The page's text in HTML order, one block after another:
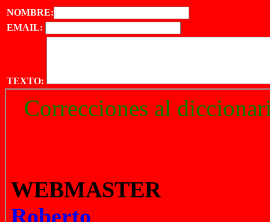
NOMBRE:
EMAIL:
TEXTO: